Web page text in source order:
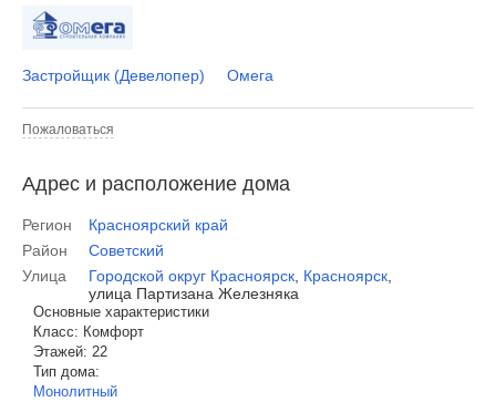
Застройщик (Девелопер) Омега
Пожаловаться
Адрес и расположение дома
Регион
Красноярский край
Район
Советский
Улица
Городской округ Красноярск Красноярск
улица Партизана Железняка
Основные характеристики
Класс: Комфорт
Этажей: 22
Тип дома:
Монолитный